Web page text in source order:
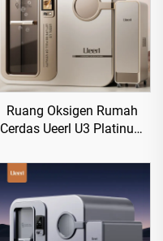
Ruang Oksigen Rumah
Cerdas Ueerl U3 Platinum
untuk Rumah